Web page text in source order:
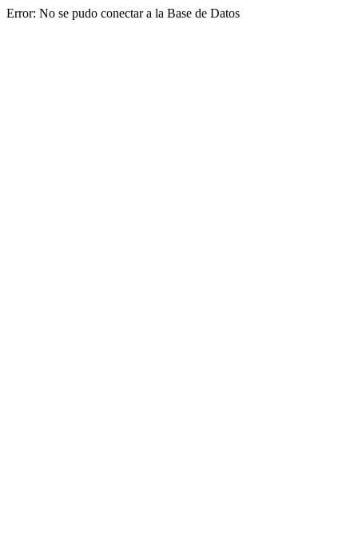
Error: No se pudo conectar a la Base de Datos